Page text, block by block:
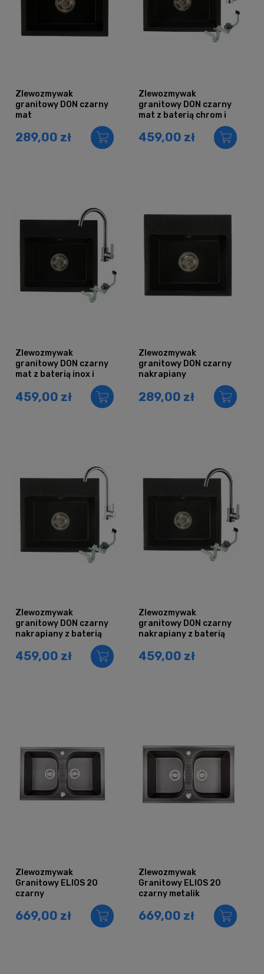
Zlewozmywak
granitowy DON czarny
mat
289,00 zł
Zlewozmywak
granitowy DON czarny
mat z baterią chrom i
459,00 zł
Zlewozmywak
granitowy DON czarny
mat z baterią inox i
459,00 zł
Zlewozmywak
granitowy DON czarny
nakrapiany
289,00 zł
Zlewozmywak
granitowy DON czarny
nakrapiany z baterią
459,00 zł
Zlewozmywak
granitowy DON czarny
nakrapiany z baterią
459,00 zł
Zlewozmywak
Granitowy ELIOS 20
czarny
669,00 zł
Zlewozmywak
Granitowy ELIOS 20
czarny metalik
669,00 zł